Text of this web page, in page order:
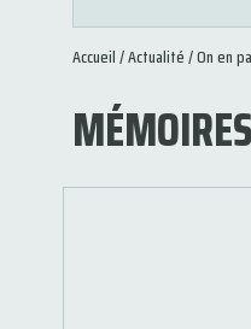
Accueil/Actualité/On en